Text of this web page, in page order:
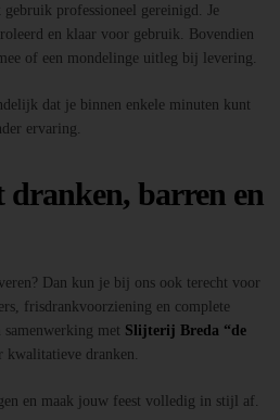
professioneel gereinigd. Je
en klaar voor gebruik. Bovendien
of een mondelinge uitleg bij levering.
dat je binnen enkele minuten kunt
ervaring.
dranken, barren en
Dan kun je bij ons ook terecht voor
frisdrankvoorziening en complete
met Slijterij Breda “de
kwalitatieve dranken.
en maak jouw feest volledig in stijl af.